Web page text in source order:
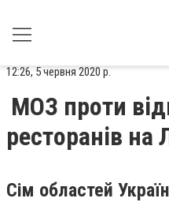
12:26, 5 червня 2020 р.
МОЗ проти
ресторанів на
Сім областей